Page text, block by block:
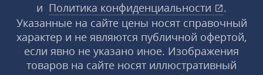
и Политика конфиденциальности
.
Указанные на сайте цены носят справочный
характер и не являются публичной офертой,
если явно не указано иное. Изображения
товаров на сайте носят иллюстративный